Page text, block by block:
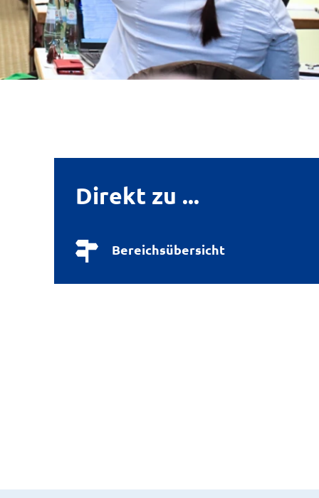
Direkt zu ...
Bereichsübersicht